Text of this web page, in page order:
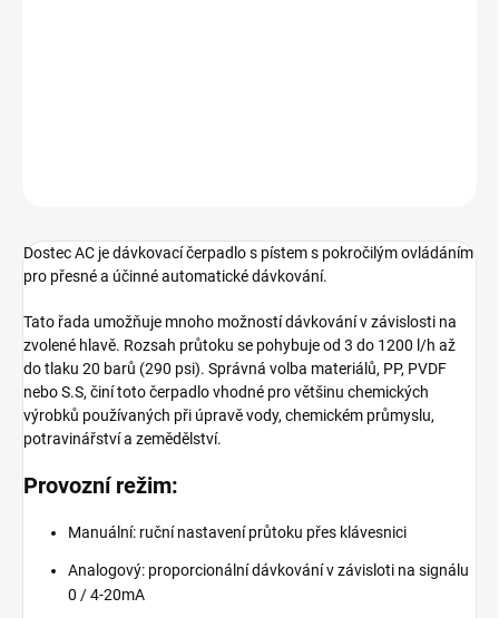
Dostec AC je dávkovací čerpadlo s pístem s pokročilým ovládáním
pro přesné a účinné automatické dávkování.
Tato řada umožňuje mnoho možností dávkování v závislosti na
zvolené hlavě. Rozsah průtoku se pohybuje od 3 do 1200 l/h až
do tlaku 20 barů (290 psi). Správná volba materiálů, PP, PVDF
nebo S.S, činí toto čerpadlo vhodné pro většinu chemických
výrobků používaných při úpravě vody, chemickém průmyslu,
potravinářství a zemědělství.
Provozní režim:
Manuální: ruční nastavení průtoku přes klávesnici
Analogový: proporcionální dávkování v závisloti na signálu
0 / 4-20mA